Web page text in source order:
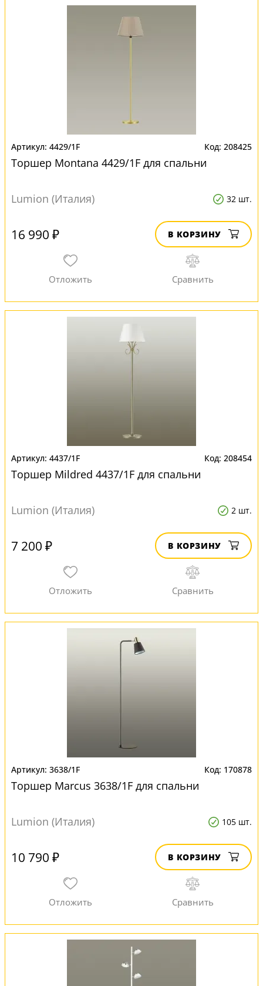
4429/1F 208425
Торшер Montana 4429/1F для спальни
Lumion (Италия) 32 шт.
16 990 ₽ В КОРЗИНУ
4437/1F 208454
Торшер Mildred 4437/1F для спальни
Lumion (Италия) 2 шт.
7 200 ₽ В КОРЗИНУ
3638/1F 170878
Торшер Marcus 3638/1F для спальни
Lumion (Италия) 105 шт.
10 790 ₽ В КОРЗИНУ